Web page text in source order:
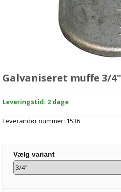
Galvaniseret muffe 3/4"
Leveringstid: 2 dage
Leverandør nummer: 1536
Vælg variant